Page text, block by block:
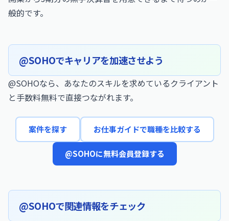
般的です。
@SOHOでキャリアを加速させよう
@SOHOなら、あなたのスキルを求めているクライアント
と手数料無料で直接つながれます。
案件を探す お仕事ガイドで職種を比較する
@SOHOに無料会員登録する
@SOHOで関連情報をチェック